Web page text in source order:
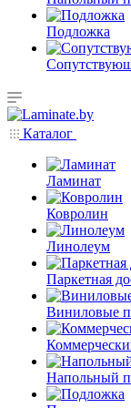
Подложка
Каталог
Ламинат
Ковролин
Линолеум
Паркетная
Виниловые
Напольный